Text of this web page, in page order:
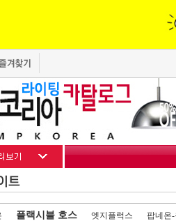
플랙시블 호스 엣지플럭스 팝네온